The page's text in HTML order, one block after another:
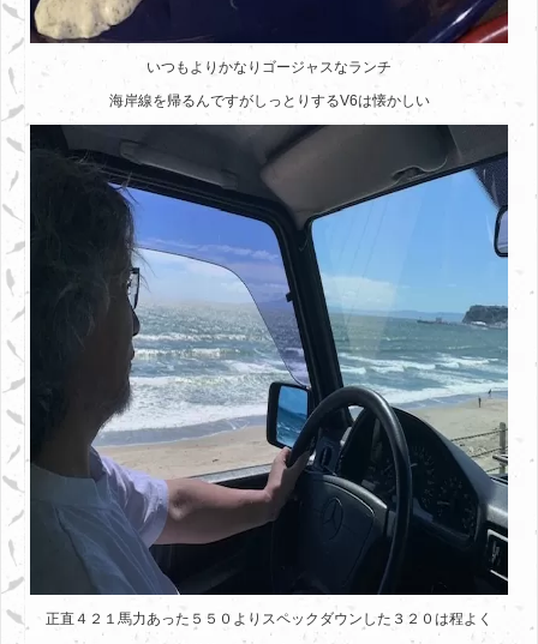
いつもよりかなりゴージャスなランチ
海岸線を帰るんですがしっとりするV6は懐かしい
正直４２１馬力あった５５０よりスペックダウンした３２０は程よく